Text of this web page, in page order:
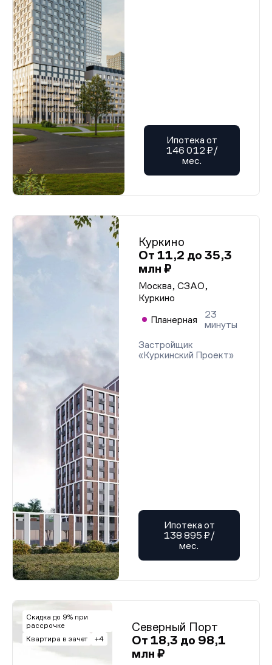
Ипотека от
146 012 ₽/
мес.
Куркино
От 11,2 до 35,3
млн ₽
Москва, СЗАО,
Куркино
Планерная
23
минуты
Застройщик
«Куркинский Проект»
Ипотека от
138 895 ₽/
мес.
Скидка до 9% при
рассрочке
Квар­ти­ра в за­чет
+4
Северный Порт
От 18,3 до 98,1
млн ₽